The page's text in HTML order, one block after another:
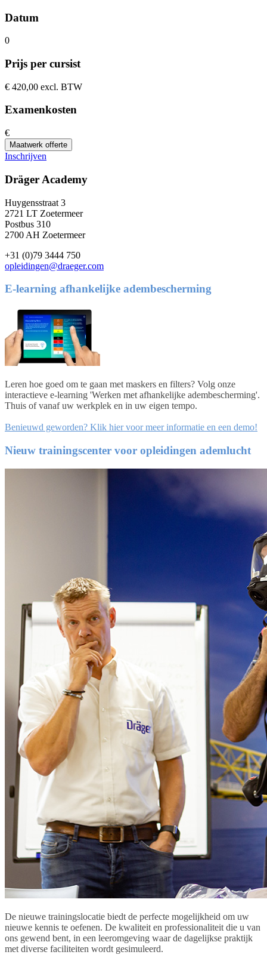
Datum
0
Prijs per cursist
€ 420,00 excl. BTW
Examenkosten
€
Maatwerk offerte
Inschrijven
Dräger Academy
Huygensstraat 3
2721 LT Zoetermeer
Postbus 310
2700 AH Zoetermeer
+31 (0)79 3444 750
opleidingen@draeger.com
E-learning afhankelijke adembescherming
Leren hoe goed om te gaan met maskers en filters? Volg onze
interactieve e-learning 'Werken met afhankelijke adembescherming'.
Thuis of vanaf uw werkplek en in uw eigen tempo.
Benieuwd geworden? Klik hier voor meer informatie en een demo!
Nieuw trainingscenter voor opleidingen ademlucht
De nieuwe trainingslocatie biedt de perfecte mogelijkheid om uw
nieuwe kennis te oefenen. De kwaliteit en professionaliteit die u van
ons gewend bent, in een leeromgeving waar de dagelijkse praktijk
met diverse faciliteiten wordt gesimuleerd.